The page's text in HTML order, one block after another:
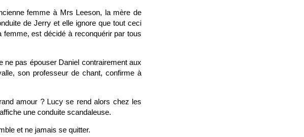
femme à Mrs Leeson, la mère de
de Jerry et elle ignore que tout ceci
est décidé à reconquérir par tous
pas épouser Daniel contrairement aux
son professeur de chant, confirme à
amour ? Lucy se rend alors chez les
une conduite scandaleuse.
et ne jamais se quitter.